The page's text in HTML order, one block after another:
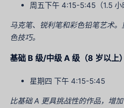
周五下午 4:15-5:45（1.5 小
马克笔、锐利笔和彩色铅笔艺术
色技巧。
基础 B 级/中级 A 级（8 岁以上）
星期四 下午 4:15-5:45
比基础 A 更具挑战性的作品，增